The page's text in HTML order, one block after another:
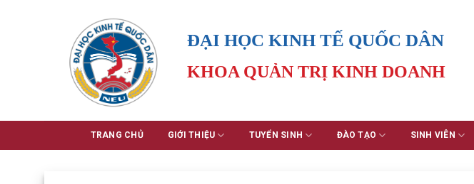
ĐẠI HỌC KINH TẾ QUỐC DÂN
KHOA QUẢN TRỊ KINH DOANH
TRANG CHỦ GIỚI THIỆU TUYỂN SINH ĐÀO TẠO SINH VIÊN